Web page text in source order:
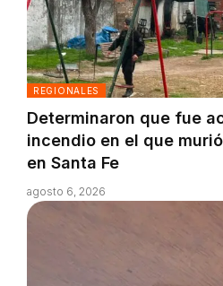
REGIONALES
Determinaron que fue
incendio en el que
en Santa Fe
agosto 6, 2026